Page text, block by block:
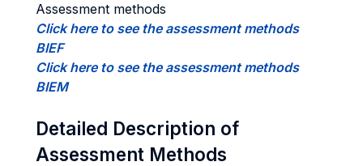
Assessment methods
Click here to see the assessment methods
BIEF
Click here to see the assessment methods
BIEM
Detailed Description of
Assessment Methods